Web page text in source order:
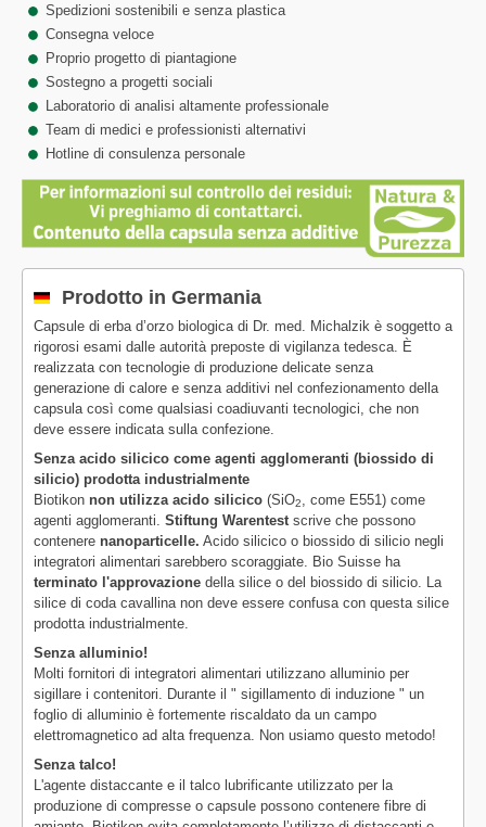
Spedizioni sostenibili e senza plastica
Consegna veloce
Proprio progetto di piantagione
Sostegno a progetti sociali
Laboratorio di analisi altamente professionale
Team di medici e professionisti alternativi
Hotline di consulenza personale
Prodotto in Germania
Capsule di erba d’orzo biologica di Dr. med. Michalzik è soggetto a
rigorosi esami dalle autorità preposte di vigilanza tedesca. È
realizzata con tecnologie di produzione delicate senza
generazione di calore e senza additivi nel confezionamento della
capsula così come qualsiasi coadiuvanti tecnologici, che non
deve essere indicata sulla confezione.
Senza acido silicico come agenti agglomeranti (biossido di
silicio) prodotta industrialmente
Biotikon non utilizza acido silicico (SiO2
, come E551) come
agenti agglomeranti. Stiftung Warentest scrive che possono
contenere nanoparticelle. Acido silicico o biossido di silicio negli
integratori alimentari sarebbero scoraggiate. Bio Suisse ha
terminato l'approvazione della silice o del biossido di silicio. La
silice di coda cavallina non deve essere confusa con questa silice
prodotta industrialmente.
Senza alluminio!
Molti fornitori di integratori alimentari utilizzano alluminio per
sigillare i contenitori. Durante il " sigillamento di induzione " un
foglio di alluminio è fortemente riscaldato da un campo
elettromagnetico ad alta frequenza. Non usiamo questo metodo!
Senza talco!
L'agente distaccante e il talco lubrificante utilizzato per la
produzione di compresse o capsule possono contenere fibre di